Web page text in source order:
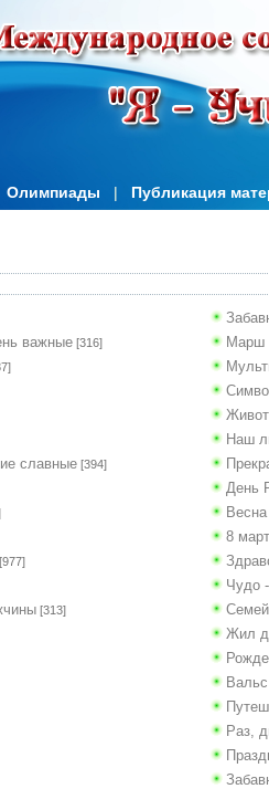
Олимпиады | Публикация
важные [316]
Марш
Наш
славные [394]
День
8
[977]
Чудо
[313]
Жил
Раз,